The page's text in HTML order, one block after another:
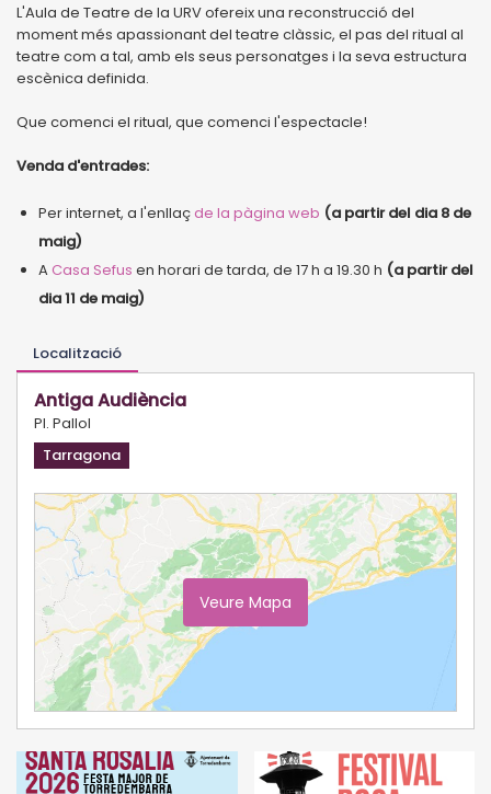
L'Aula de Teatre de la URV ofereix una reconstrucció del
moment més apassionant del teatre clàssic, el pas del ritual al
teatre com a tal, amb els seus personatges i la seva estructura
escènica definida.
Que comenci el ritual, que comenci l'espectacle!
Venda d'entrades:
Per internet, a l'enllaçde la pàgina web (a partir del dia 8 de
maig)
ACasa Sefus en horari de tarda, de 17 h a 19.30 h (a partir del
dia 11 de maig)
Localització
Antiga Audiència
Pl. Pallol
Tarragona
Veure Mapa